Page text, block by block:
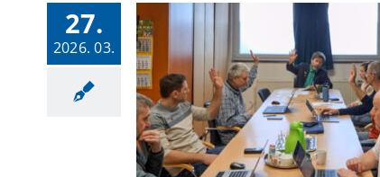
27.
2026. 03.